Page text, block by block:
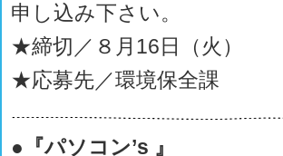
申し込み下さい。
★締切／８月16日（火）
★応募先／環境保全課
●『パソコン’s 』